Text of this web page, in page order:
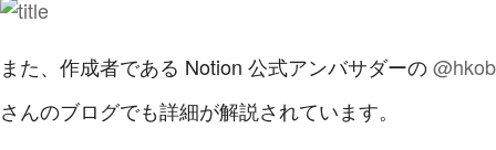
また、作成者である Notion 公式アンバサダーの@hkob
さんのブログでも詳細が解説されています。